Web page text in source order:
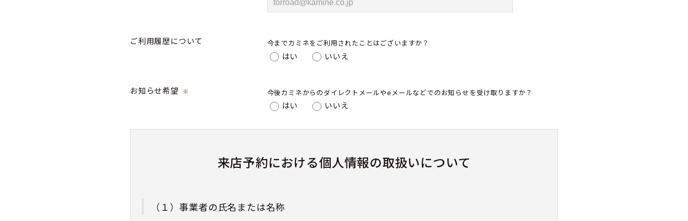
ご利用履歴について 今までカミネをご利用されたことはございますか？
はい いいえ
お知らせ希望 ※ 今後カミネからのダイレクトメールやeメールなどでのお知らせを受け取りますか？
はい いいえ
来店予約における個人情報の取扱いについて
（１）事業者の氏名または名称